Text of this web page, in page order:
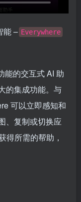
能 – Everywhere
能的交互式 AI 助
的集成功能。与
可以立即感知和
、复制或切换应
得所需的帮助，